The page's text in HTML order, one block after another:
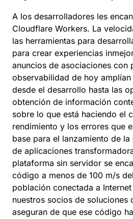
A los desarrolladores les
Cloudflare Workers. La
las herramientas para
para crear experiencias
anuncios de asociaciones con
observabilidad de hoy amplían
desde el desarrollo hasta las
obtención de información
sobre lo que está haciendo el
rendimiento y los errores que
base para el lanzamiento de
de aplicaciones
plataforma sin servidor se
código a menos de 100 m/s
población conectada a
nuestros socios de soluciones
aseguran de que ese código